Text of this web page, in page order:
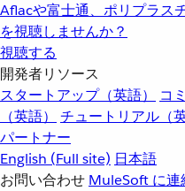
Aflacや富士通、ポリプラス
を視聴しませんか？
視聴する
開発者リソース
スタートアップ（英語）
コ
（英語）
チュートリアル（英
パートナー
English (Full site) 日本語
お問い合わせ MuleSoft に連